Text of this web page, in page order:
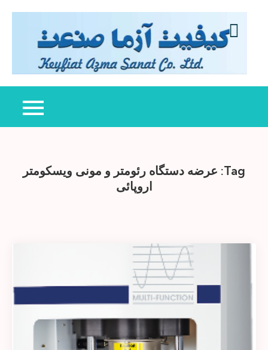
content
Tag: عرضه دستگاه رئومتر و مونی ویسکومتر
اروپائی